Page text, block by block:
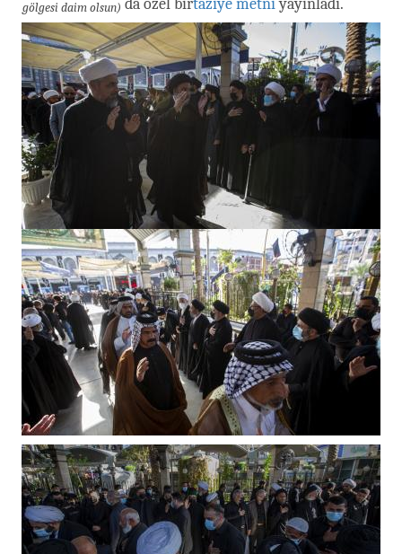
gölgesi daim olsun) da özel birtaziye metniyayınladı.